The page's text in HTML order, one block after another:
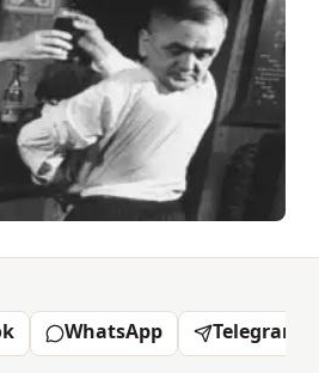
WhatsApp Telegram